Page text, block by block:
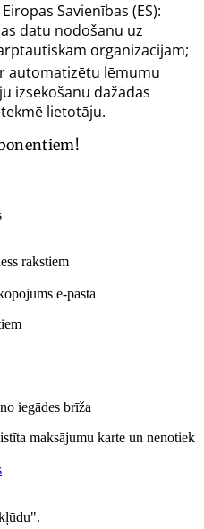
Savienības (ES):
datu nodošanu uz
organizācijām;
automatizētu lēmumu
izsekošanu dažādās
lietotāju.
rakstiem
e-pastā
iegādes brīža
maksājumu karte un nenotiek